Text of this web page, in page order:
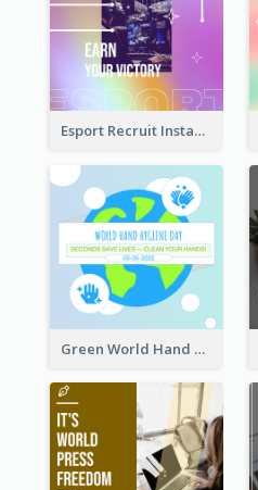
Esport Recruit Instagram Post
Green World Hand Hygiene Day Instagram Post